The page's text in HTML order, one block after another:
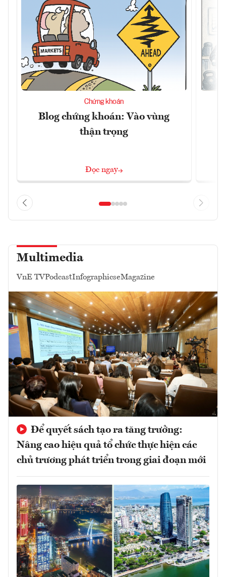
Chứng khoán
Blog chứng khoán: Vào vùng
thận trọng
Đọc ngay
Multimedia
VnE TVPodcastInfographicseMagazine
Để quyết sách tạo ra tăng trưởng:
Nâng cao hiệu quả tổ chức thực hiện các
chủ trương phát triển trong giai đoạn mới